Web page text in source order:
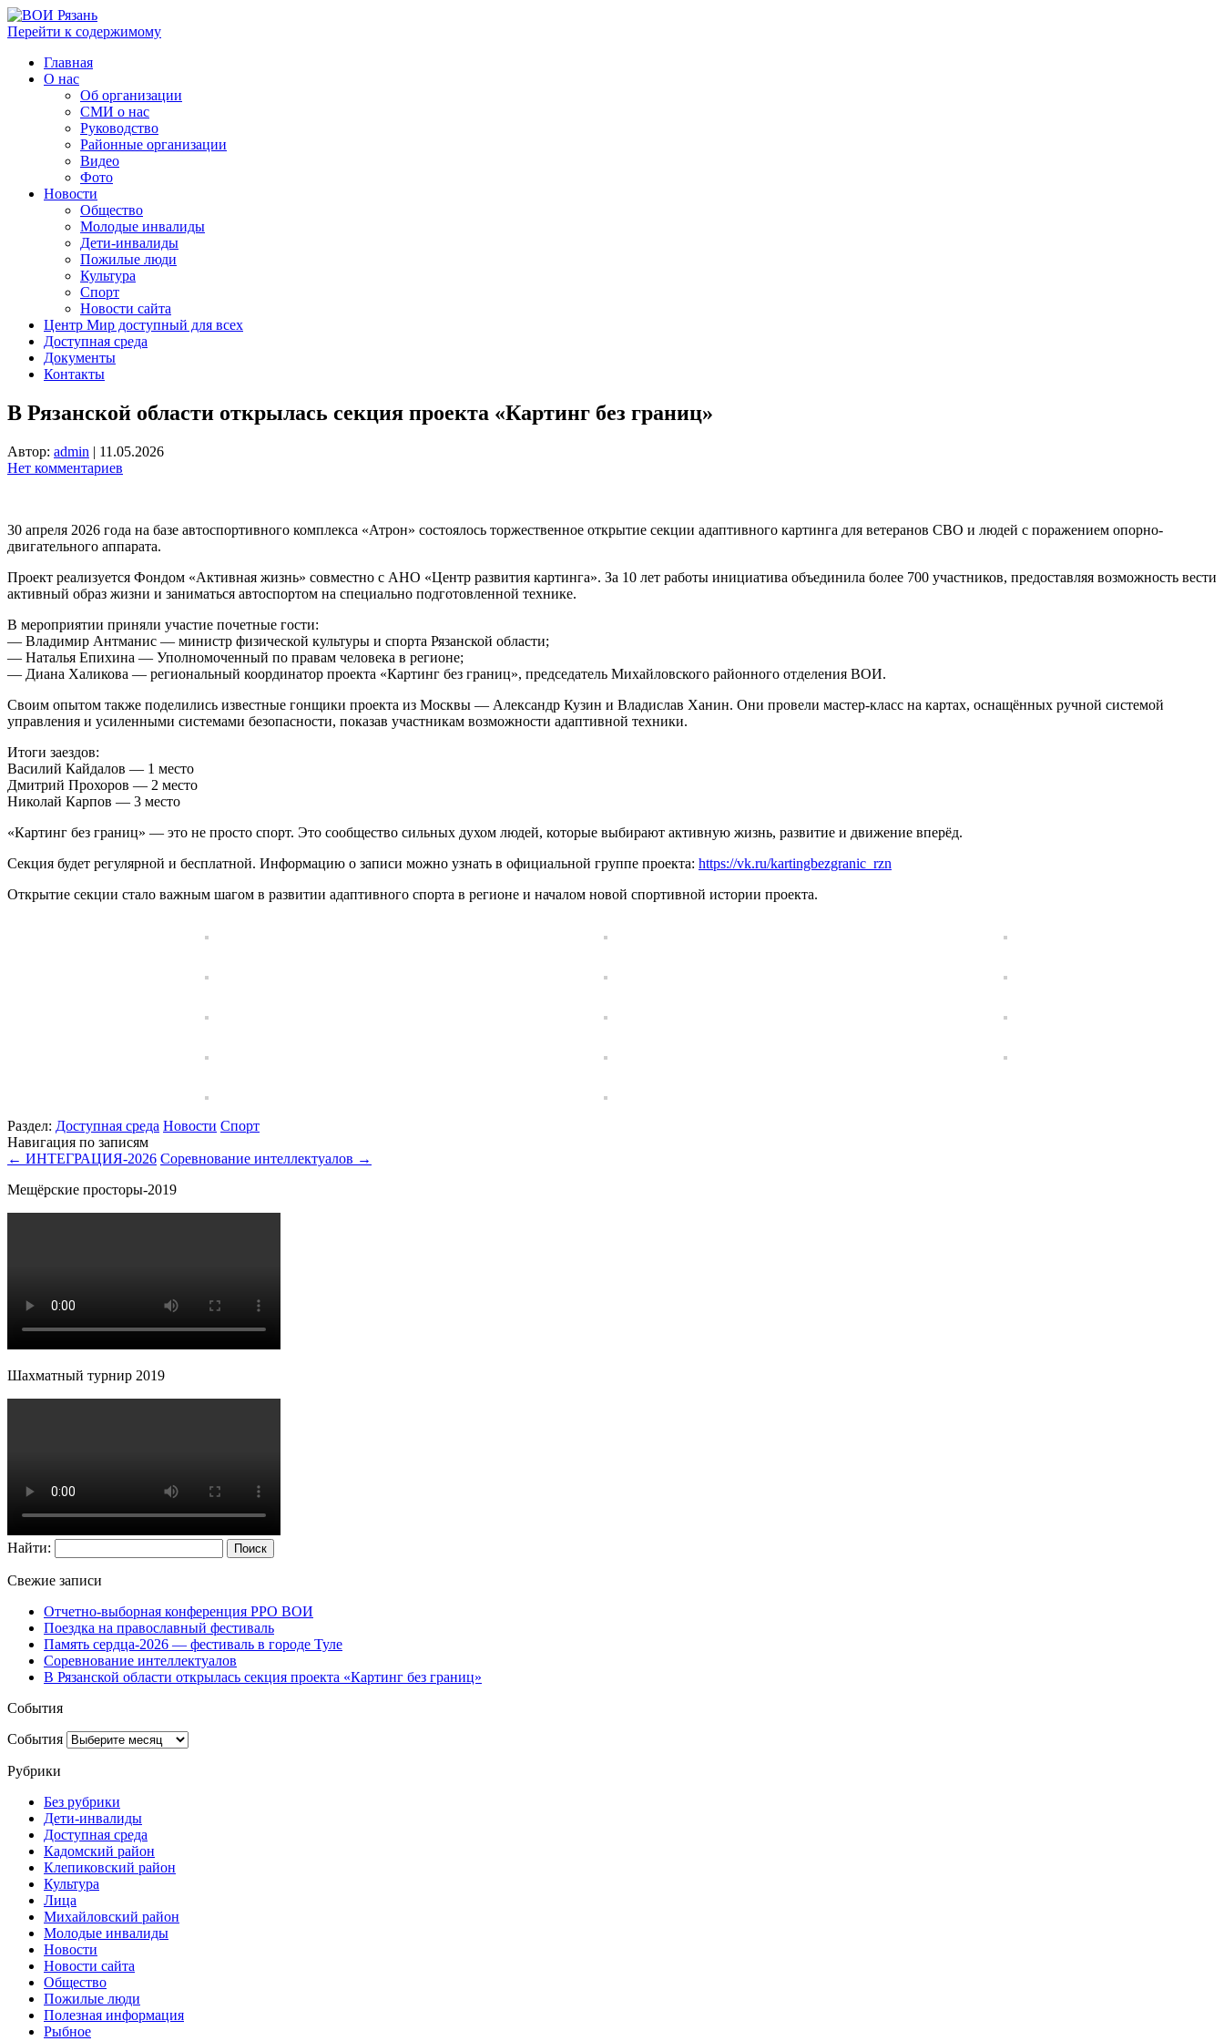
Перейти к содержимому
Главная
О нас
Об организации
СМИ о нас
Руководство
Районные организации
Видео
Фото
Новости
Общество
Молодые инвалиды
Дети-инвалиды
Пожилые люди
Культура
Спорт
Новости сайта
Центр Мир доступный для всех
Доступная среда
Документы
Контакты
В Рязанской области открылась секция проекта «Картинг без границ»
Автор: admin | 11.05.2026
Нет комментариев
30 апреля 2026 года на базе автоспортивного комплекса «Атрон» состоялось торжественное открытие секции адаптивного картинга для ветеранов СВО и людей с поражением опорно-
двигательного аппарата.
Проект реализуется Фондом «Активная жизнь» совместно с АНО «Центр развития картинга». За 10 лет работы инициатива объединила более 700 участников, предоставляя возможность вести
активный образ жизни и заниматься автоспортом на специально подготовленной технике.
В мероприятии приняли участие почетные гости:
— Владимир Антманис — министр физической культуры и спорта Рязанской области;
— Наталья Епихина — Уполномоченный по правам человека в регионе;
— Диана Халикова — региональный координатор проекта «Картинг без границ», председатель Михайловского районного отделения ВОИ.
Своим опытом также поделились известные гонщики проекта из Москвы — Александр Кузин и Владислав Ханин. Они провели мастер-класс на картах, оснащённых ручной системой
управления и усиленными системами безопасности, показав участникам возможности адаптивной техники.
Итоги заездов:
Василий Кайдалов — 1 место
Дмитрий Прохоров — 2 место
Николай Карпов — 3 место
«Картинг без границ» — это не просто спорт. Это сообщество сильных духом людей, которые выбирают активную жизнь, развитие и движение вперёд.
Секция будет регулярной и бесплатной. Информацию о записи можно узнать в официальной группе проекта: https://vk.ru/kartingbezgranic_rzn
Открытие секции стало важным шагом в развитии адаптивного спорта в регионе и началом новой спортивной истории проекта.
Раздел: Доступная среда Новости Спорт
Навигация по записям
← ИНТЕГРАЦИЯ-2026 Соревнование интеллектуалов →
Мещёрские просторы-2019
Шахматный турнир 2019
Найти:
Свежие записи
Отчетно-выборная конференция РРО ВОИ
Поездка на православный фестиваль
Память сердца-2026 — фестиваль в городе Туле
Соревнование интеллектуалов
В Рязанской области открылась секция проекта «Картинг без границ»
События
События
Рубрики
Без рубрики
Дети-инвалиды
Доступная среда
Кадомский район
Клепиковский район
Культура
Лица
Михайловский район
Молодые инвалиды
Новости
Новости сайта
Общество
Пожилые люди
Полезная информация
Рыбное